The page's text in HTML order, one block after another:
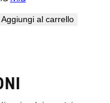
Aggiungi al carrello